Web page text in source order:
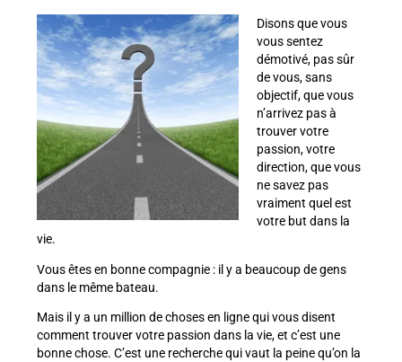
Disons que vous
vous sentez
démotivé, pas sûr
de vous, sans
objectif, que vous
n’arrivez pas à
trouver votre
passion, votre
direction, que vous
ne savez pas
vraiment quel est
votre but dans la
vie.
Vous êtes en bonne compagnie : il y a beaucoup de gens
dans le même bateau.
Mais il y a un million de choses en ligne qui vous disent
comment trouver votre passion dans la vie, et c’est une
bonne chose. C’est une recherche qui vaut la peine qu’on la